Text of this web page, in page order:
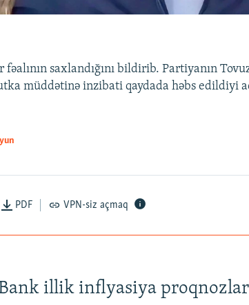
fəalının saxlandığını bildirib. Partiyanın
müddətinə inzibati qaydada həbs edildiyi
PDF VPN-siz açmaq
illik inflyasiya